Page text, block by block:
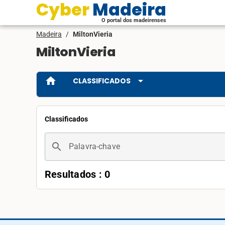
Cyber Madeira
O portal dos madeirenses
Madeira / MiltonVieria
MiltonVieria
home CLASSIFICADOS arrow_drop_down
Classificados
search Palavra-chave
Resultados : 0